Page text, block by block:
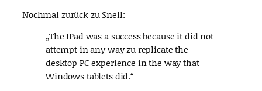
Nochmal zurück zu Snell:
„The IPad was a success because it did not
attempt in any way zu replicate the
desktop PC experience in the way that
Windows tablets did.“